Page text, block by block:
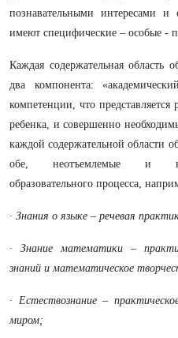
познавательными интересами и
имеют специфические – особые -
Каждая содержательная область
два компонента:
компетенции, что
ребенка, и совершенно
каждой содержательной области
обе, неотъемлемые и
образовательного процесса,
· Знания о языке – речевая
· Знание математики –
знаний и математическое
· Естествознание –
миром;